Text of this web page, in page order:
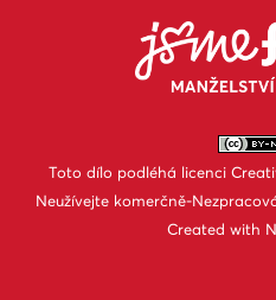
Toto dílo podléhá licenci
Neužívejte komerčně-
Created with